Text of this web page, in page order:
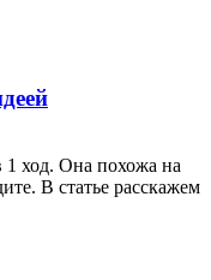
1 ход. Она похожа на
В статье расскажем